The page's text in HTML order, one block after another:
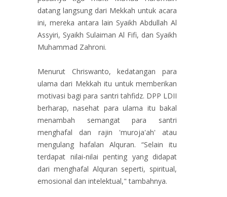
datang langsung dari Mekkah untuk acara
ini, mereka antara lain Syaikh Abdullah Al
Assyiri, Syaikh Sulaiman Al Fifi, dan Syaikh
Muhammad Zahroni.
Menurut Chriswanto, kedatangan para
ulama dari Mekkah itu untuk memberikan
motivasi bagi para santri tahfidz. DPP LDII
berharap, nasehat para ulama itu bakal
menambah semangat para santri
menghafal dan rajin 'muroja'ah' atau
mengulang hafalan Alquran. “Selain itu
terdapat nilai-nilai penting yang didapat
dari menghafal Alquran seperti, spiritual,
emosional dan intelektual," tambahnya.